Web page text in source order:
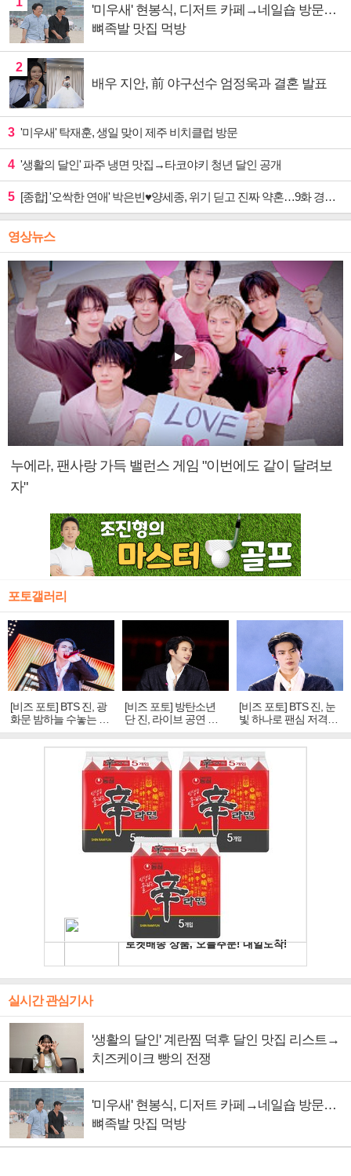
'미우새' 현봉식, 디저트 카페→네일숍 방문…
뼈족발 맛집 먹방
2
배우 지안, 前 야구선수 엄정욱과 결혼 발표
3 '미우새' 탁재훈, 생일 맞이 제주 비치클럽 방문
4 '생활의 달인' 파주 냉면 맛집→타코야키 청년 달인 공개
5 [종합] '오싹한 연애' 박은빈♥양세종, 위기 딛고 진짜 약혼…9화 경영권 사수 작전 예고
영상뉴스
누에라, 팬사랑 가득 밸런스 게임 "이번에도 같이 달려보
자"
포토갤러리
[비즈 포토] BTS 진, 광
화문 밤하늘 수놓는 '비
주얼 킹'의 열창
[비즈 포토] 방탄소년
단 진, 라이브 공연 중
빛나는 독보적 아우라
[비즈 포토] BTS 진, 눈
빛 하나로 팬심 저격…
독보적 카리스마
실시간 관심기사
'생활의 달인' 계란찜 덕후 달인 맛집 리스트→
치즈케이크 빵의 전쟁
'미우새' 현봉식, 디저트 카페→네일숍 방문…
뼈족발 맛집 먹방